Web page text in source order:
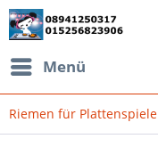
Menü
Riemen für